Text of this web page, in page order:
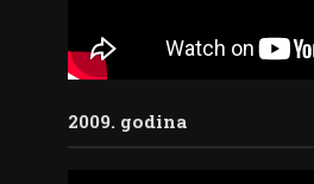
2009. godina